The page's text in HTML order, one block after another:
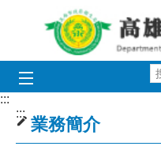
跳到主要內容區塊
:::
:::
業務簡介